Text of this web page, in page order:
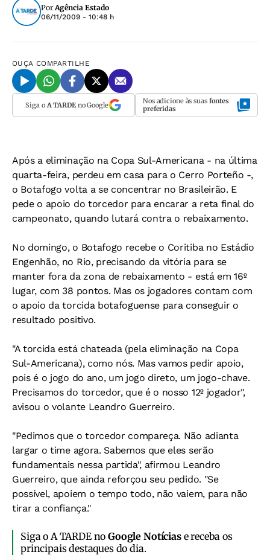
PorAgência Estado
06/11/2009 - 10:48 h
OUÇA COMPARTILHE
Siga o A TARDEno Google Nos adicione às suas fontes
preferidas
Após a eliminação na Copa Sul-Americana - na última
quarta-feira, perdeu em casa para o Cerro Porteño -,
o Botafogo volta a se concentrar no Brasileirão. E
pede o apoio do torcedor para encarar a reta final do
campeonato, quando lutará contra o rebaixamento.
No domingo, o Botafogo recebe o Coritiba no Estádio
Engenhão, no Rio, precisando da vitória para se
manter fora da zona de rebaixamento - está em 16º
lugar, com 38 pontos. Mas os jogadores contam com
o apoio da torcida botafoguense para conseguir o
resultado positivo.
"A torcida está chateada (pela eliminação na Copa
Sul-Americana), como nós. Mas vamos pedir apoio,
pois é o jogo do ano, um jogo direto, um jogo-chave.
Precisamos do torcedor, que é o nosso 12º jogador",
avisou o volante Leandro Guerreiro.
"Pedimos que o torcedor compareça. Não adianta
largar o time agora. Sabemos que eles serão
fundamentais nessa partida", afirmou Leandro
Guerreiro, que ainda reforçou seu pedido. "Se
possível, apoiem o tempo todo, não vaiem, para não
tirar a confiança."
Siga o A TARDE noGoogle Notíciase receba os
principais destaques do dia.